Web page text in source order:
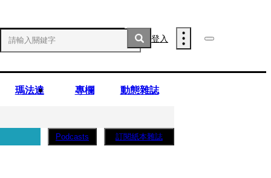
登入
瑪法達 專欄 動態雜誌
Podcasts 訂閱紙本雜誌